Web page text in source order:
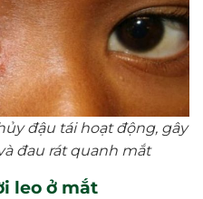
đậu tái hoạt động, gây
đau rát quanh mắt
leo ở mắt